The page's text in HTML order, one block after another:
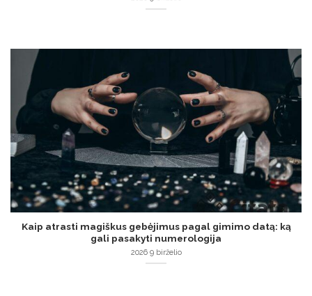
Kaip atrasti magiškus gebėjimus pagal gimimo datą: ką
gali pasakyti numerologija
2026 9 birželio